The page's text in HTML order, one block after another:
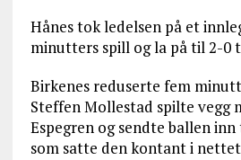
Hånes tok ledelsen på et
minutters spill og la på til 2-0
Birkenes reduserte fem
Steffen Mollestad spilte vegg
Espegren og sendte ballen
som satte den kontant i